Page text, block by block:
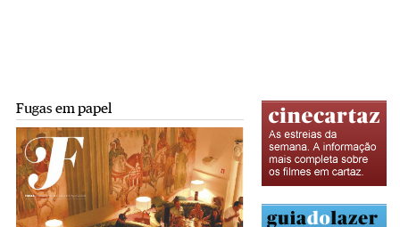
Fugas em papel